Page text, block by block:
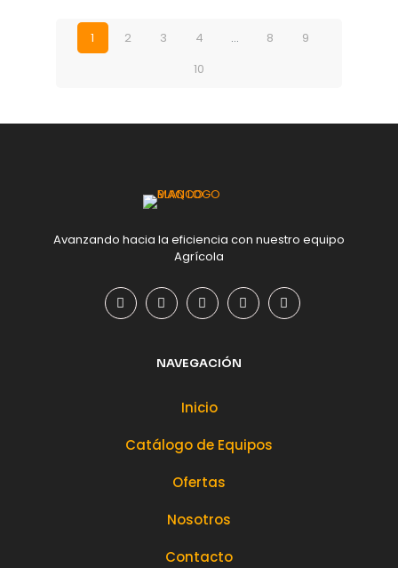
1 2 3 4 … 8
9
10
Avanzando hacia la eficiencia con nuestro equipo
Agrícola
NAVEGACIÓN
Inicio
Catálogo de Equipos
Ofertas
Nosotros
Contacto